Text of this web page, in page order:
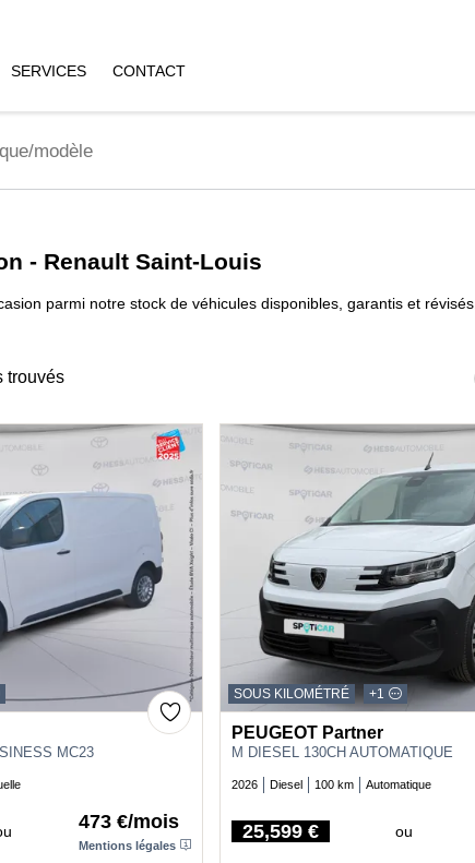
SERVICES CONTACT
- Renault Saint-Louis
parmi notre stock de véhicules disponibles, garantis et révisés.
trouvés
MC23
473 €/mois
Mentions légales
SOUS KILOMÉTRÉ +1
PEUGEOT Partner
M DIESEL 130CH AUTOMATIQUE
2026 Diesel 100 km Automatique
Price
25,599 € ou